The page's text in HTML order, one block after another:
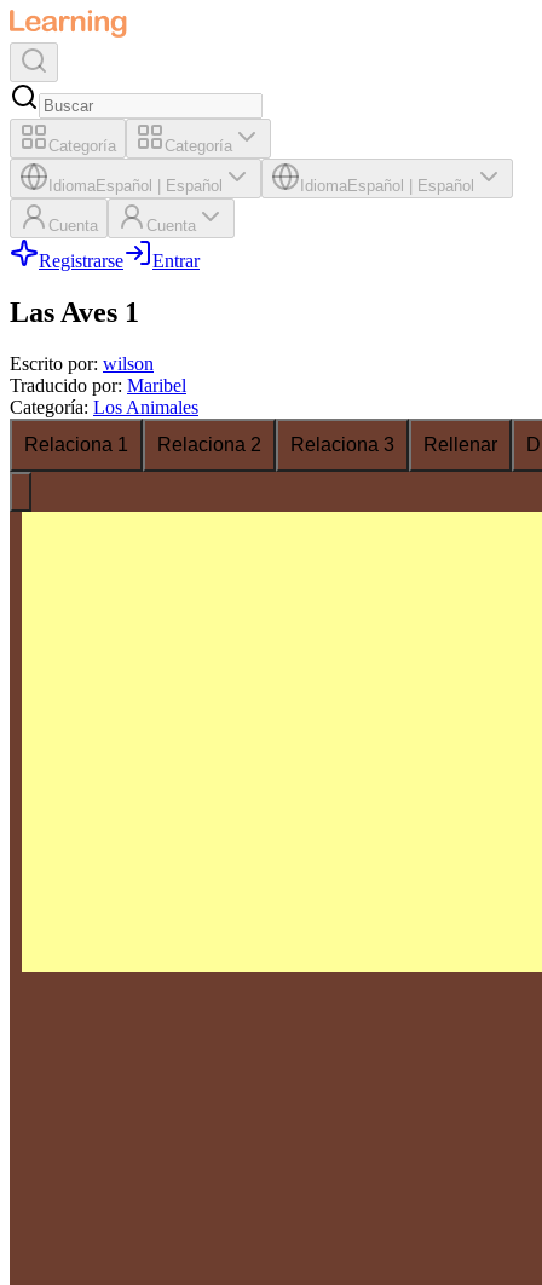
Categoría Categoría
IdiomaEspañol Español IdiomaEspañol Español
Cuenta Cuenta
Registrarse Entrar
Las Aves 1
Escrito por: wilson
Traducido por: Maribel
Categoría: Los Animales
Relaciona 1
Relaciona 2 Relaciona 3 Rellenar